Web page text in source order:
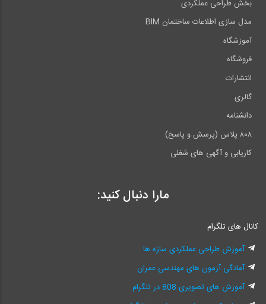
بخش طراحی عملکردی
مدل سازی اطلاعات ساختمان BIM
آموزشگاه
فروشگاه
انتشارات
گالری
دانشنامه
۸۰۸ پلاس (پرسش و پاسخ)
کاریابی و آگهی های شغلی
مارا دنبال کنید:
کانال های تلگرام
آموزش طراحی عملکردی سازه ها
آمادگی آزمون های مهندسی عمران
آموزش های تصویری 808 در تلگرام